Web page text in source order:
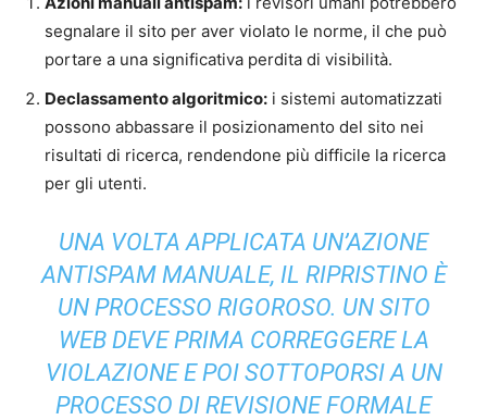
segnalare il sito per aver violato le norme, il che può
portare a una significativa perdita di visibilità.
Declassamento algoritmico: i sistemi automatizzati
possono abbassare il posizionamento del sito nei
risultati di ricerca, rendendone più difficile la ricerca
per gli utenti.
UNA VOLTA APPLICATA UN’AZIONE
ANTISPAM MANUALE, IL RIPRISTINO È
UN PROCESSO RIGOROSO. UN SITO
WEB DEVE PRIMA CORREGGERE LA
VIOLAZIONE E POI SOTTOPORSI A UN
PROCESSO DI REVISIONE FORMALE